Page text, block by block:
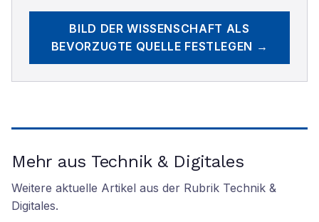
BILD DER WISSENSCHAFT ALS
BEVORZUGTE QUELLE FESTLEGEN →
Mehr aus Technik & Digitales
Weitere aktuelle Artikel aus der Rubrik Technik &
Digitales.